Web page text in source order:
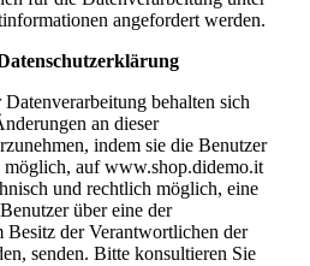
angefordert werden.
behalten sich
an dieser
indem sie die Benutzer
möglich, aufwww.shop.didemo.it
und rechtlich möglich, eine
über eine der
der Verantwortlichen der
senden. Bitte konsultieren Sie